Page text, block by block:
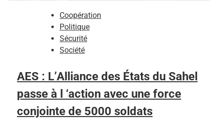
Coopération
Politique
Sécurité
Société
AES : L’Alliance des États du Sahel
passe à l ‘action avec une force
conjointe de 5000 soldats